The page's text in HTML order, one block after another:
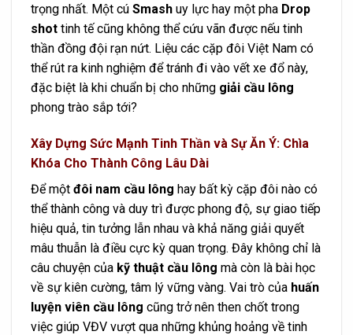
trọng nhất. Một cú Smash uy lực hay một pha Drop
shot tinh tế cũng không thể cứu vãn được nếu tinh
thần đồng đội rạn nứt. Liệu các cặp đôi Việt Nam có
thể rút ra kinh nghiệm để tránh đi vào vết xe đổ này,
đặc biệt là khi chuẩn bị cho những giải cầu lông
phong trào sắp tới?
Xây Dựng Sức Mạnh Tinh Thần và Sự Ăn Ý: Chìa
Khóa Cho Thành Công Lâu Dài
Để một đôi nam cầu lông hay bất kỳ cặp đôi nào có
thể thành công và duy trì được phong độ, sự giao tiếp
hiệu quả, tin tưởng lẫn nhau và khả năng giải quyết
mâu thuẫn là điều cực kỳ quan trọng. Đây không chỉ là
câu chuyện của kỹ thuật cầu lông mà còn là bài học
về sự kiên cường, tâm lý vững vàng. Vai trò của huấn
luyện viên cầu lông cũng trở nên then chốt trong
việc giúp VĐV vượt qua những khủng hoảng về tinh